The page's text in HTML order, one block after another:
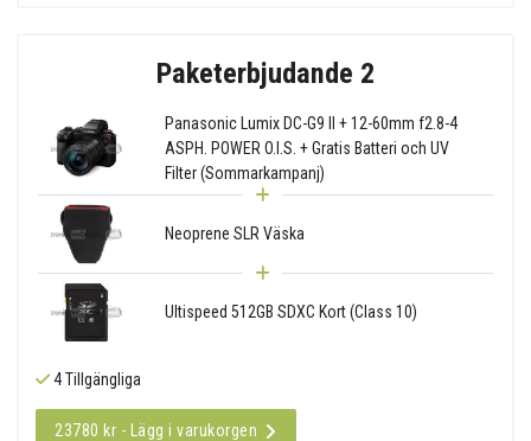
Paketerbjudande 2
Panasonic Lumix DC-G9 II + 12-60mm f2.8-4
ASPH. POWER O.I.S. + Gratis Batteri och UV
Filter (Sommarkampanj)
Neoprene SLR Väska
Ultispeed 512GB SDXC Kort (Class 10)
4 Tillgängliga
23780 kr - Lägg i varukorgen